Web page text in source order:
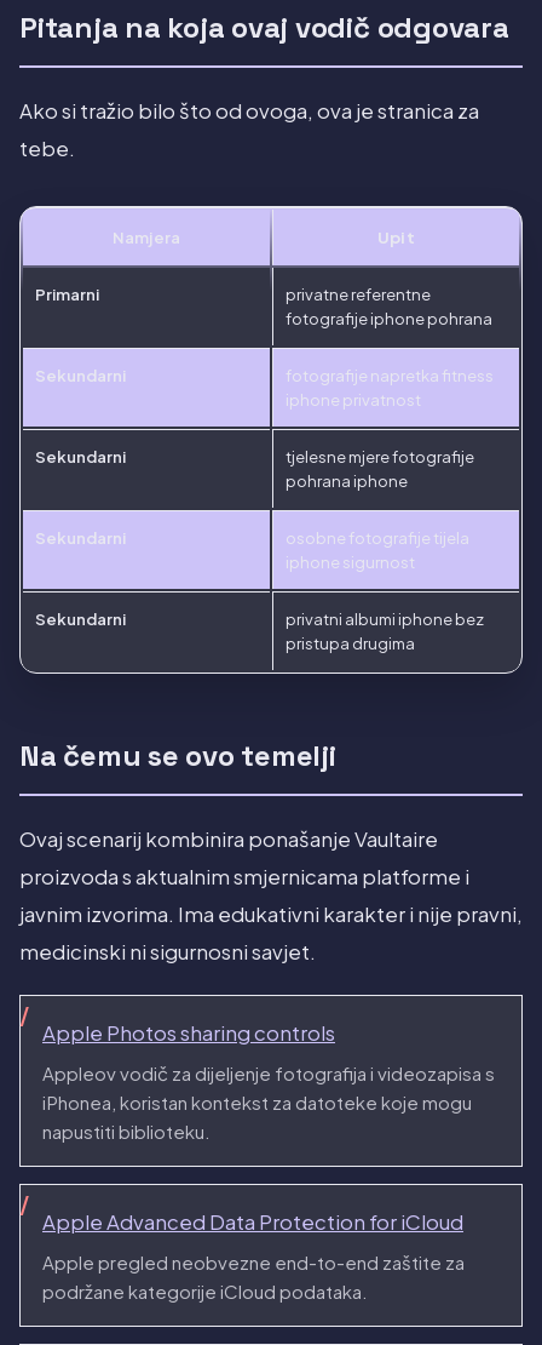
Pitanja na koja ovaj vodič odgovara
Ako si tražio bilo što od ovoga, ova je stranica za
tebe.
Namjera Upit
Primarni
privatne referentne
fotografije iphone pohrana
Sekundarni
fotografije napretka fitness
iphone privatnost
Sekundarni
tjelesne mjere fotografije
pohrana iphone
Sekundarni
osobne fotografije tijela
iphone sigurnost
Sekundarni
privatni albumi iphone bez
pristupa drugima
Na čemu se ovo temelji
Ovaj scenarij kombinira ponašanje Vaultaire
proizvoda s aktualnim smjernicama platforme i
javnim izvorima. Ima edukativni karakter i nije pravni,
medicinski ni sigurnosni savjet.
Apple Photos sharing controls
Appleov vodič za dijeljenje fotografija i videozapisa s
iPhonea, koristan kontekst za datoteke koje mogu
napustiti biblioteku.
Apple Advanced Data Protection for iCloud
Apple pregled neobvezne end-to-end zaštite za
podržane kategorije iCloud podataka.